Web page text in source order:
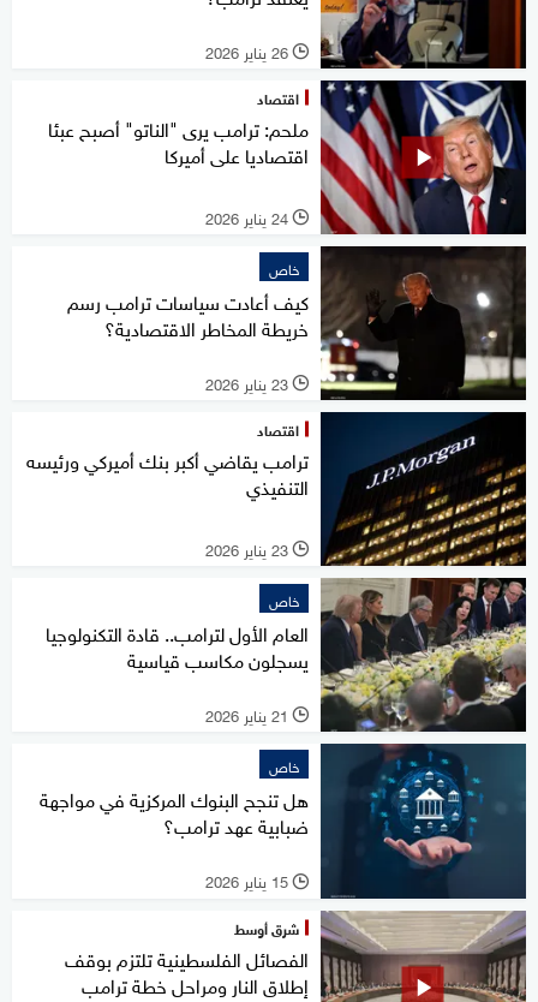
l 26 يناير 2026
اقتصاد
ملحم: ترامب يرى "الناتو" أصبح عبئا
اقتصاديا على أميركا
l 24 يناير 2026
خاص
كيف أعادت سياسات ترامب رسم
خريطة المخاطر الاقتصادية؟
l 23 يناير 2026
اقتصاد
ترامب يقاضي أكبر بنك أميركي ورئيسه
التنفيذي
l 23 يناير 2026
خاص
العام الأول لترامب.. قادة التكنولوجيا
يسجلون مكاسب قياسية
l 21 يناير 2026
خاص
هل تنجح البنوك المركزية في مواجهة
ضبابية عهد ترامب؟
l 15 يناير 2026
شرق أوسط
الفصائل الفلسطينية تلتزم بوقف
إطلاق النار ومراحل خطة ترامب